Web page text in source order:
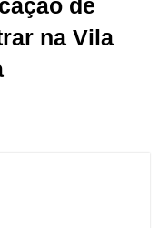
de
na Vila